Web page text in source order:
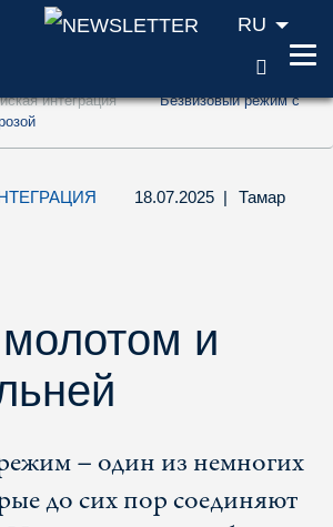
(ключ доступа
(ключ доступа '2')
RU
интеграция
Безвизовый режим с
18.07.2025 |
Тамар
и
– один из немногих
до сих пор соединяют